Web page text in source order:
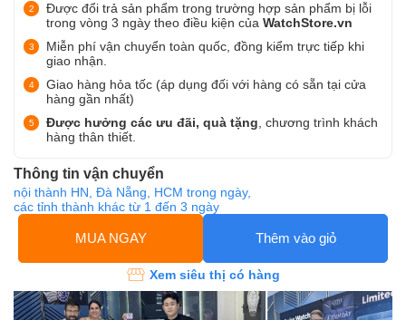
Được đổi trả sản phẩm trong trường hợp sản phẩm bị lỗi
trong vòng 3 ngày theo điều kiện của WatchStore.vn
Miễn phí vận chuyển toàn quốc, đồng kiểm trực tiếp khi
giao nhận.
Giao hàng hỏa tốc (áp dụng đối với hàng có sẵn tại cửa
hàng gần nhất)
Được hưởng các ưu đãi, quà tặng , chương trình khách
hàng thân thiết.
Thông tin vận chuyển
nội thành HN, Đà Nẵng, HCM trong ngày,
các tỉnh thành khác từ 1 đến 3 ngày
MUA NGAY Thêm vào giỏ
Xem siêu thị có hàng